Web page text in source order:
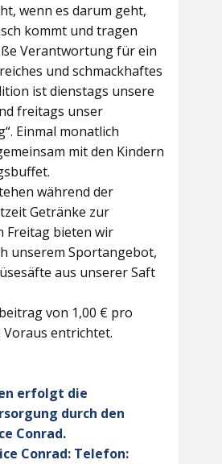
wenn es darum geht,
kommt und tragen
Verantwortung für ein
und schmackhaftes
ist dienstags unsere
freitags unser
Einmal monatlich
mit den Kindern
während der
Getränke zur
Freitag bieten wir
unserem Sportangebot,
aus unserer Saft
von 1,00 € pro
Voraus entrichtet.
erfolgt die
durch den
Conrad.
Conrad: Telefon: